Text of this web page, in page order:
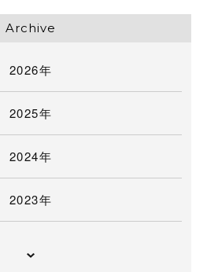
Archive
2026年
2025年
2024年
2023年